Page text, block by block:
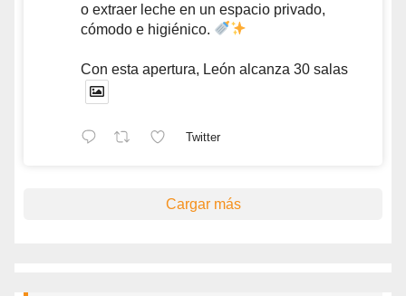
o extraer leche en un espacio privado,
cómodo e higiénico.
Con esta apertura, León alcanza 30 salas
Twitter
Cargar más